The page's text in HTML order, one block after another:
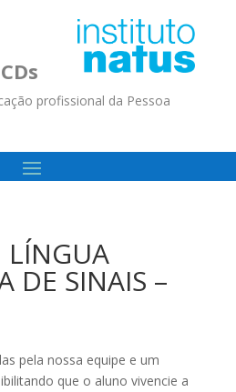
profissional da Pessoa
LÍNGUA
DE SINAIS –
pela nossa equipe e um
que o aluno vivencie a